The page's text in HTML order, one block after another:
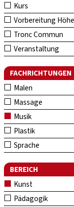
Kurs
Vorbereitung
Tronc Commun
Veranstaltung
FACHRICHTUNGEN
Malen
Massage
Musik
Plastik
Sprache
BEREICH
Kunst
Pädagogik